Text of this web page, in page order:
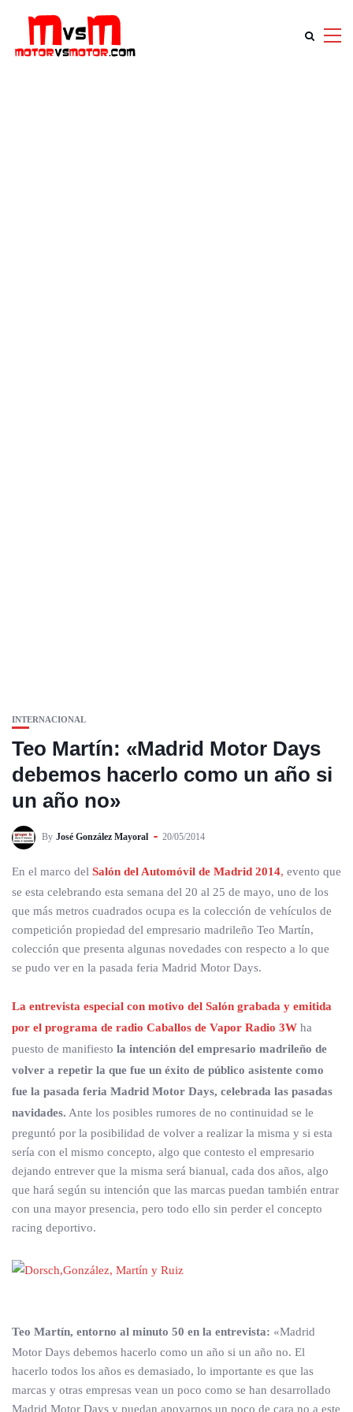
INTERNACIONAL
Teo Martín: «Madrid Motor Days
debemos hacerlo como un año si
un año no»
By José González Mayoral 20/05/2014
En el marco del Salón del Automóvil de Madrid 2014, evento que
se esta celebrando esta semana del 20 al 25 de mayo, uno de los
que más metros cuadrados ocupa es la colección de vehículos de
competición propiedad del empresario madrileño Teo Martín,
colección que presenta algunas novedades con respecto a lo que
se pudo ver en la pasada feria Madrid Motor Days.
La entrevista especial con motivo del Salón grabada y emitida
por el programa de radio Caballos de Vapor Radio 3W ha
puesto de manifiesto la intención del empresario madrileño de
volver a repetir la que fue un éxito de público asistente como
fue la pasada feria Madrid Motor Days, celebrada las pasadas
navidades. Ante los posibles rumores de no continuidad se le
preguntó por la posibilidad de volver a realizar la misma y si esta
sería con el mismo concepto, algo que contesto el empresario
dejando entrever que la misma será bianual, cada dos años, algo
que hará según su intención que las marcas puedan también entrar
con una mayor presencia, pero todo ello sin perder el concepto
racing deportivo.
Teo Martín, entorno al minuto 50 en la entrevista: «Madrid
Motor Days debemos hacerlo como un año si un año no. El
hacerlo todos los años es demasiado, lo importante es que las
marcas y otras empresas vean un poco como se han desarrollado
Madrid Motor Days y puedan apoyarnos un poco de cara no a este